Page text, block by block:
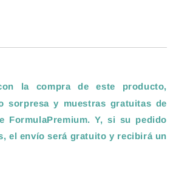
la compra de este producto,
sorpresa y muestras gratuitas de
FormulaPremium. Y, si su pedido
el envío será gratuito y recibirá un